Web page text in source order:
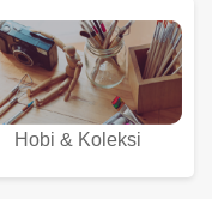
Hobi & Koleksi